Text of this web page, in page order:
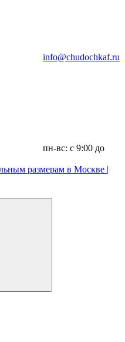
info@chudochkaf.ru
пн-вс: с 9:00 до